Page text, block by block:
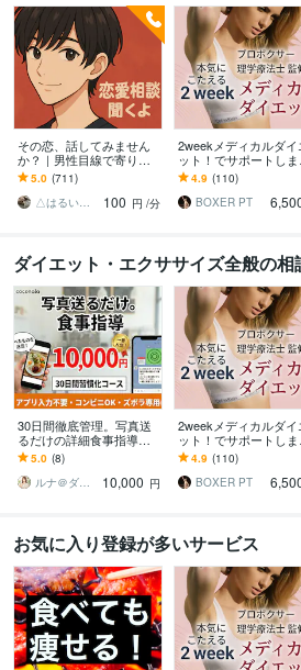
その恋、話してみません
か？｜男性目線で寄り添
います 女性限定！恋愛経
験が豊富な30代男性が、
本音を受け止めます✨
5.0 (711)
△はるいち△
100 円 /分
2weekメディカルダイ
ット！でサポートしま
はじめてご利用の方限
定！気軽に試せるお試し
ダイエットサポート
4.9 (110)
BOXER PT
ダイエット・エクササイズ全般の
30日間徹底管理。写真送
るだけの詳細食事指導し
ます じっくり体質改善。1
日330円で一生太らない知
識！
5.0 (8)
ルナ＠ダイエットサポーター
10,000 円
2weekメディカルダイ
ット！でサポートしま
はじめてご利用の方限
定！気軽に試せるお試し
ダイエットサポート
4.9 (110)
BOXER PT
お気に入り登録が多いサービス